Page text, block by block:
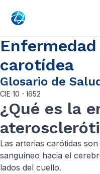
carotídea
Glosario de
CIE 10 - I652
¿Qué es la
Las arterias carótidas
sanguíneo hacia el
lados del cuello.